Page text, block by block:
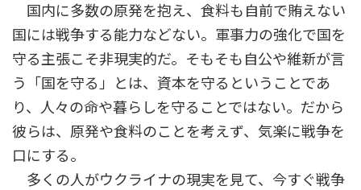
国内に多数の原発を抱え、食料も自前で賄えない
国には戦争する能力などない。軍事力の強化で国を
守る主張こそ非現実的だ。そもそも自公や維新が言
う「国を守る」とは、資本を守るということであ
り、人々の命や暮らしを守ることではない。だから
彼らは、原発や食料のことを考えず、気楽に戦争を
口にする。
多くの人がウクライナの現実を見て、今すぐ戦争